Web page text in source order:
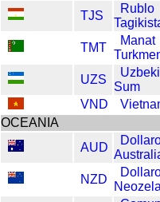
TJS
Rublo
TMT
Manat
UZS
Sum
VND
OCEANIA
AUD
NZD